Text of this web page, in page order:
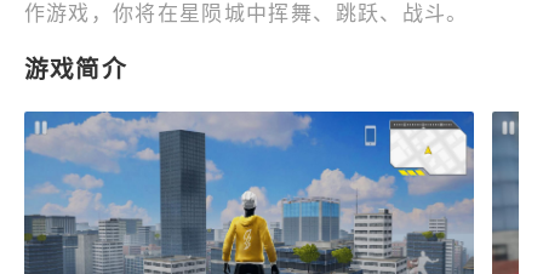
作游戏，你将在星陨城中挥舞、跳跃、战斗。
游戏简介